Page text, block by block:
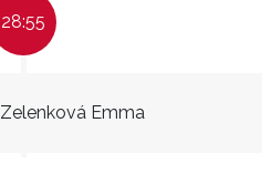
28:55
Zelenková Emma